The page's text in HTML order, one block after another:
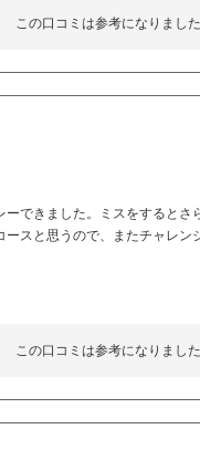
この口コミは参考になりまし
できました。ミスをするとさ
スと思うので、またチャレン
この口コミは参考になりまし